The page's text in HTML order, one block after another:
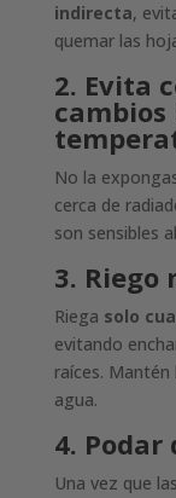
indirecta,
quemar las
2. Evita
cambios
No la
cerca de
son sensibles
3. Riego
Riega solo
evitando
raíces. Mantén
agua.
4. Podar
Una vez que